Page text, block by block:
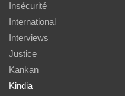
Insécurité
International
Interviews
Justice
Kankan
Kindia